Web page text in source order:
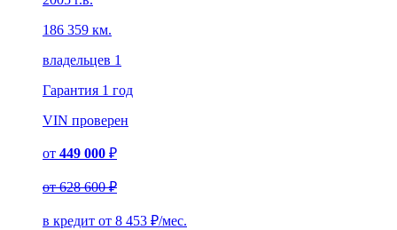
186 359 км.
владельцев 1
Гарантия 1 год
VIN проверен
от 449 000 ₽
от628 600 ₽
в кредит от 8 453 ₽/мес.